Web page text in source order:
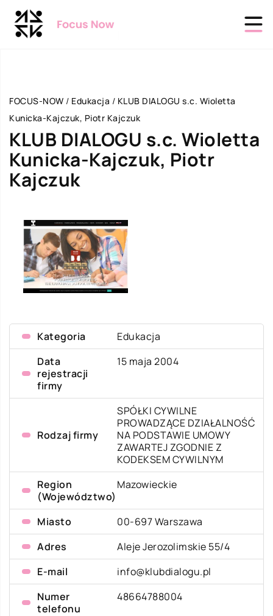
FOCUS-NOW / Edukacja / KLUB DIALOGU s.c. Wioletta
Kunicka-Kajczuk, Piotr Kajczuk
KLUB DIALOGU s.c. Wioletta
Kunicka-Kajczuk, Piotr
Kajczuk
Kategoria
Edukacja
Data
rejestracji
firmy
15 maja 2004
Rodzaj firmy
SPÓŁKI CYWILNE
PROWADZĄCE DZIAŁALNOŚĆ
NA PODSTAWIE UMOWY
ZAWARTEJ ZGODNIE Z
KODEKSEM CYWILNYM
Region
(Województwo)
Mazowieckie
Miasto
00-697 Warszawa
Adres
Aleje Jerozolimskie 55/4
E-mail
info@klubdialogu.pl
Numer
telefonu
48664788004